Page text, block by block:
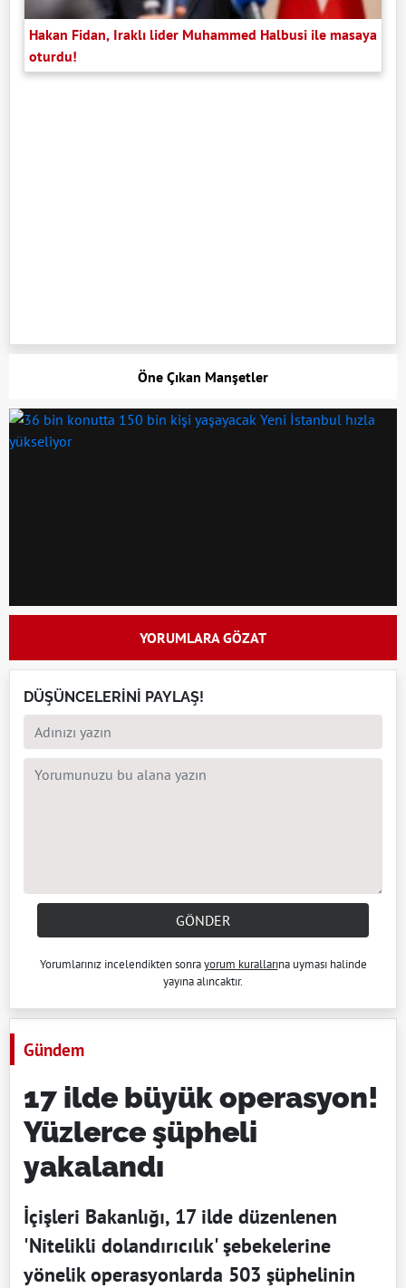
Hakan Fidan, Iraklı lider Muhammed Halbusi ile masaya
oturdu!
Öne Çıkan Manşetler
YORUMLARA GÖZAT
DÜŞÜNCELERİNİ PAYLAŞ!
GÖNDER
Yorumlarınız incelendikten sonrayorum kurallarına uyması halinde
yayına alıncaktır.
Gündem
17 ilde büyük operasyon!
Yüzlerce şüpheli
yakalandı
İçişleri Bakanlığı, 17 ilde düzenlenen
'Nitelikli dolandırıcılık' şebekelerine
yönelik operasyonlarda 503 şüphelinin